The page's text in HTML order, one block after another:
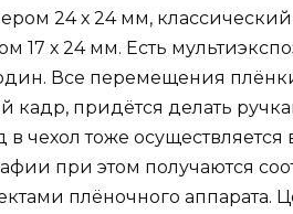
24 х 24 мм,
17 х 24 мм. Есть
Все перемещения
придётся делать
в чехол тоже
при этом получаются
плёночного аппарата.